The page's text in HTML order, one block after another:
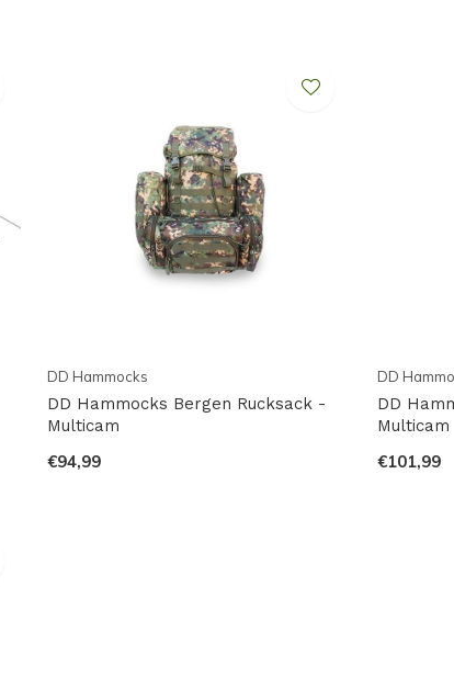
DD Hammocks
DD Hammocks Bergen Rucksack -
Multicam
€94,99
DD
DD
Multicam
€101,99